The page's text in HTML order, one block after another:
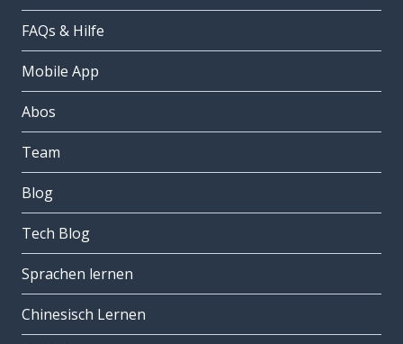
FAQs & Hilfe
Mobile App
Abos
Team
Blog
Tech Blog
Sprachen lernen
Chinesisch Lernen